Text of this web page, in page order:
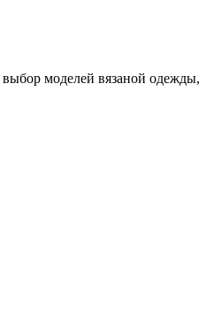
моделей вязаной одежды,